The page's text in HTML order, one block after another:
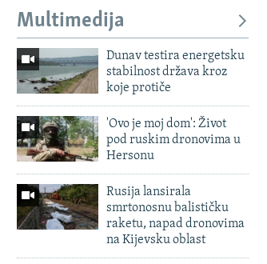
Multimedija
Dunav testira energetsku
stabilnost država kroz
koje protiče
'Ovo je moj dom': Život
pod ruskim dronovima u
Hersonu
Rusija lansirala
smrtonosnu balističku
raketu, napad dronovima
na Kijevsku oblast